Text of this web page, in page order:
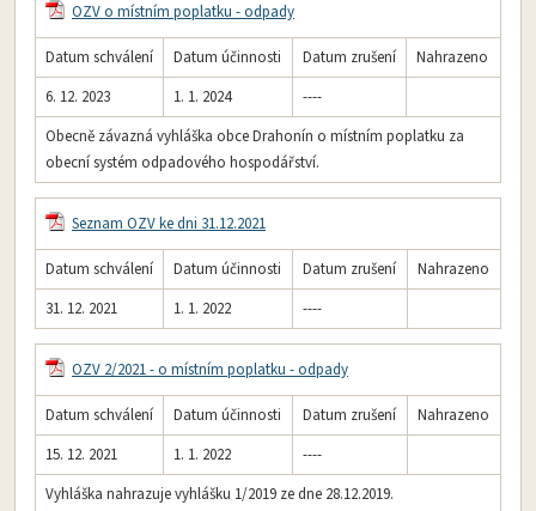
OZV o místním poplatku - odpady
Datum schválení Datum účinnosti Datum zrušení
Nahrazeno
6. 12. 2023
1. 1. 2024
----
Obecně závazná vyhláška obce Drahonín o místním poplatku za
obecní systém odpadového hospodářství.
Seznam OZV ke dni 31.12.2021
Datum schválení Datum účinnosti Datum zrušení
Nahrazeno
31. 12. 2021
1. 1. 2022 ----
OZV 2/2021 - o místním poplatku - odpady
Datum schválení Datum účinnosti Datum zrušení
Nahrazeno
15. 12. 2021
1. 1. 2022
----
Vyhláška nahrazuje vyhlášku 1/2019 ze dne 28.12.2019.